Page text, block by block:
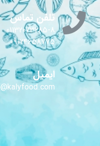
تلفن تماس
01132073285-8
09024658775
ایمیل